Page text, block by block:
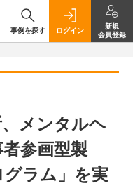
事例を探す ログイン
新規
会員登録
メンタルヘ
参画型製
ラム」を実